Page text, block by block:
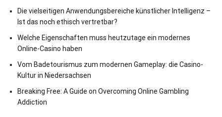
Die vielseitigen Anwendungsbereiche künstlicher Intelligenz –
Ist das noch ethisch vertretbar?
Welche Eigenschaften muss heutzutage ein modernes
Online-Casino haben
Vom Badetourismus zum modernen Gameplay: die Casino-
Kultur in Niedersachsen
Breaking Free: A Guide on Overcoming Online Gambling
Addiction